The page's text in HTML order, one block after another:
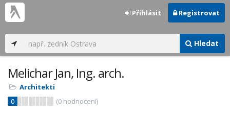
Hledat
Přihlásit Registrovat
Melichar Jan, Ing. arch.
Architekti
0
(0 hodnocení)